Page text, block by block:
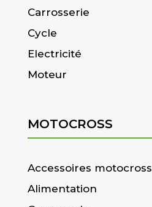
Carrosserie
Cycle
Electricité
Moteur
MOTOCROSS
Accessoires motocross
Alimentation